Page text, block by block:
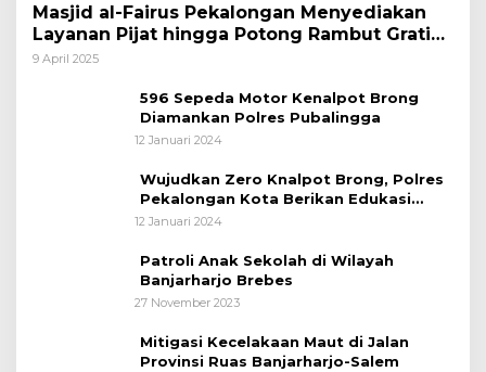
Masjid al-Fairus Pekalongan Menyediakan
Layanan Pijat hingga Potong Rambut Gratis
bagi Pemudik Lebaran 2025
9 April 2025
596 Sepeda Motor Kenalpot Brong
Diamankan Polres Pubalingga
12 Januari 2024
Wujudkan Zero Knalpot Brong, Polres
Pekalongan Kota Berikan Edukasi
Kepada Pelajar
12 Januari 2024
Patroli Anak Sekolah di Wilayah
Banjarharjo Brebes
27 November 2023
Mitigasi Kecelakaan Maut di Jalan
Provinsi Ruas Banjarharjo-Salem